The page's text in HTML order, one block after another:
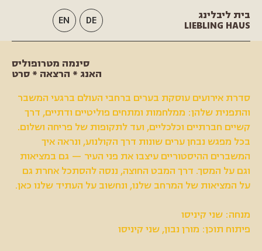
בית ליבלינג
LIEBLING HAUS
EN DE
סינמה מטרופוליס
האנג * הרצאה * סרט
סדרת אירועים עוסקת בערים ברחבי העולם ברגעי המשבר
והתפנית שלהן: ממלחמות ומתחים פוליטיים ודתיים, דרך
קשיים חברתיים וכלכליים, ועד לתקופות של פריחה ושלום.
בכל מפגש נבחן ערים שונות דרך הקולנוע, ונראה איך
המשברים ההיסטוריים עיצבו את פני העיר — גם במציאות
וגם על המסך. דרך המבט החוצה, ננסה להסתכל אחרת גם
על המציאות של המרחב שלנו, ונחשוב על העתיד שלנו כאן.
מנחה: שני קיניסו
פיתוח תוכן: מורן נבון, שני קיניסו